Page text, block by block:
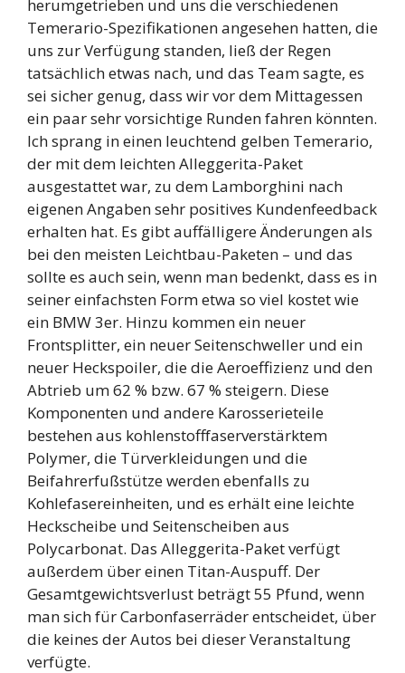
herumgetrieben und uns die verschiedenen
Temerario-Spezifikationen angesehen hatten, die
uns zur Verfügung standen, ließ der Regen
tatsächlich etwas nach, und das Team sagte, es
sei sicher genug, dass wir vor dem Mittagessen
ein paar sehr vorsichtige Runden fahren könnten.
Ich sprang in einen leuchtend gelben Temerario,
der mit dem leichten Alleggerita-Paket
ausgestattet war, zu dem Lamborghini nach
eigenen Angaben sehr positives Kundenfeedback
erhalten hat. Es gibt auffälligere Änderungen als
bei den meisten Leichtbau-Paketen – und das
sollte es auch sein, wenn man bedenkt, dass es in
seiner einfachsten Form etwa so viel kostet wie
ein BMW 3er. Hinzu kommen ein neuer
Frontsplitter, ein neuer Seitenschweller und ein
neuer Heckspoiler, die die Aeroeffizienz und den
Abtrieb um 62 % bzw. 67 % steigern. Diese
Komponenten und andere Karosserieteile
bestehen aus kohlenstofffaserverstärktem
Polymer, die Türverkleidungen und die
Beifahrerfußstütze werden ebenfalls zu
Kohlefasereinheiten, und es erhält eine leichte
Heckscheibe und Seitenscheiben aus
Polycarbonat. Das Alleggerita-Paket verfügt
außerdem über einen Titan-Auspuff. Der
Gesamtgewichtsverlust beträgt 55 Pfund, wenn
man sich für Carbonfaserräder entscheidet, über
die keines der Autos bei dieser Veranstaltung
verfügte.